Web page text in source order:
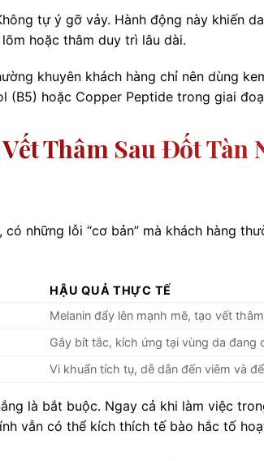
tự ý gỡ vảy. Hành động này khiến
hoặc thâm duy trì lâu dài.
khuyên khách hàng chỉ nên dùng
(B5) hoặc Copper Peptide trong giai
Thâm Sau Đốt Tàn
những lỗi “cơ bản” mà khách hàng
HẬU QUẢ THỰC TẾ
Melanin đẩy lên mạnh mẽ, tạo vết
Gây bít tắc, kích ứng tại vùng da đang
Vi khuẩn tích tụ, dễ dẫn đến viêm và
là bắt buộc. Ngay cả khi làm việc
vẫn có thể kích thích tế bào hắc tố